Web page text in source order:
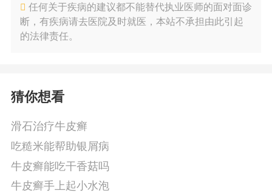
任何关于疾病的建议都不能替代执业医师的面对面诊
断，有疾病请去医院及时就医，本站不承担由此引起
的法律责任。
猜你想看
滑石治疗牛皮癣
吃糙米能帮助银屑病
牛皮癣能吃干香菇吗
牛皮癣手上起小水泡